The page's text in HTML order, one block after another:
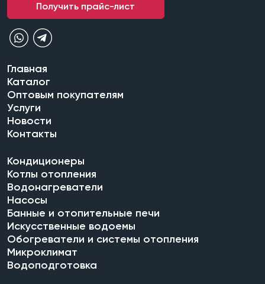
Получить прайс-лист
Главная
Каталог
Оптовым покупателям
Услуги
Новости
Контакты
Кондиционеры
Котлы отопления
Водонагреватели
Насосы
Банные и отопительные печи
Искусственные водоемы
Обогреватели и системы отопления
Микроклимат
Водоподготовка